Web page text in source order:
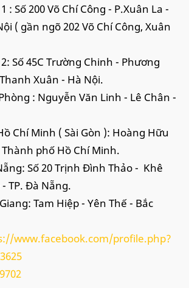
: Số 200 Võ Chí Công - P.Xuân La -
( gần ngõ 202 Võ Chí Công, Xuân
Số 45C Trường Chinh - Phương
Xuân - Hà Nội.
: Nguyễn Văn Linh - Lê Chân -
Chí Minh ( Sài Gòn ): Hoàng Hữu
phố Hồ Chí Minh.
Số 20 Trịnh Đình Thảo - Khê
TP. Đà Nẵng.
Tam Hiệp - Yên Thế - Bắc
www.facebook.com/profile.php?